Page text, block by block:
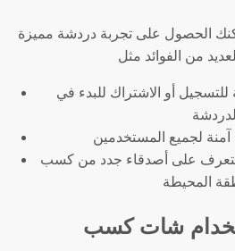
الحصول على تجربة دردشة مميزة
للتسجيل أو الاشتراك للبدء في
على أصدقاء جدد من كسب
شات كسب